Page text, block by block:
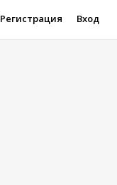
Регистрация Вход